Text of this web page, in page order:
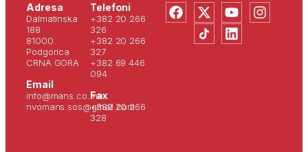
Adresa
Dalmatinska
188
81000
Podgorica
CRNA GORA
Email
info@mans.co.me
nvomans.sos@gmail.com
Telefoni
+382 20 266
326
+382 20 266
327
+382 69 446
094
Fax
+382 20 266
328